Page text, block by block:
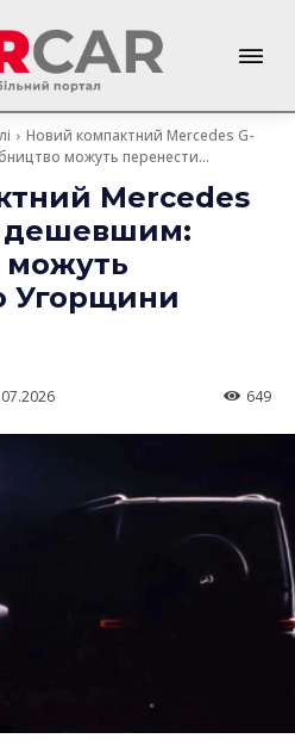
Новий компактний Mercedes G-
можуть перенести...
Mercedes
дешевшим:
можуть
Угорщини
649